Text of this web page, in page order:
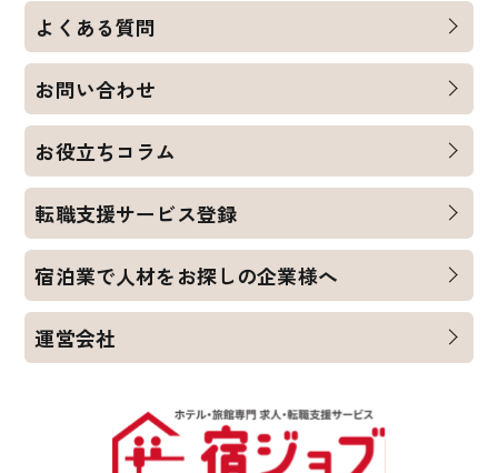
よくある質問
お問い合わせ
お役立ちコラム
転職支援サービス登録
宿泊業で人材をお探しの企業様へ
運営会社